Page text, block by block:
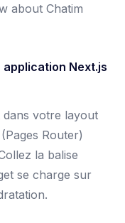
about Chatim
application Next.js
votre layout
Router)
la balise
se charge sur